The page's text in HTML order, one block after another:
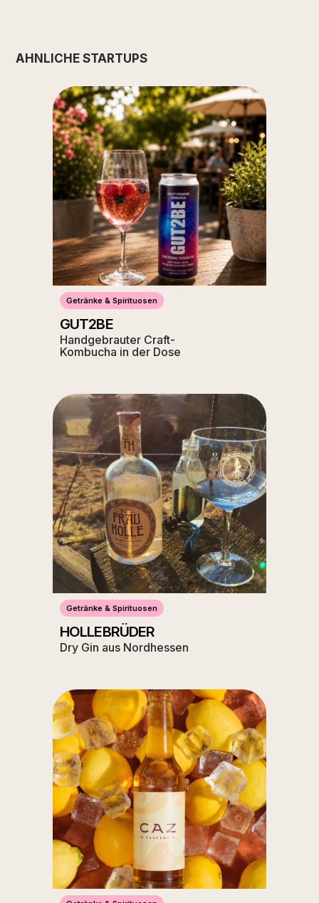
ÄHNLICHE STARTUPS
Getränke & Spirituosen
GUT2BE
Handgebrauter Craft-
Kombucha in der Dose
Getränke & Spirituosen
HOLLEBRÜDER
Dry Gin aus Nordhessen